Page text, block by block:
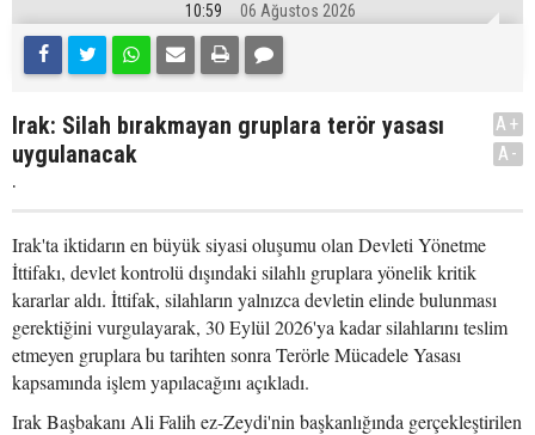
10:59 06 Ağustos 2026
Irak: Silah bırakmayan gruplara terör yasası
uygulanacak
.
A+
A-
Irak'ta iktidarın en büyük siyasi oluşumu olan Devleti Yönetme
İttifakı, devlet kontrolü dışındaki silahlı gruplara yönelik kritik
kararlar aldı. İttifak, silahların yalnızca devletin elinde bulunması
gerektiğini vurgulayarak, 30 Eylül 2026'ya kadar silahlarını teslim
etmeyen gruplara bu tarihten sonra Terörle Mücadele Yasası
kapsamında işlem yapılacağını açıkladı.
Irak Başbakanı Ali Falih ez-Zeydi'nin başkanlığında gerçekleştirilen